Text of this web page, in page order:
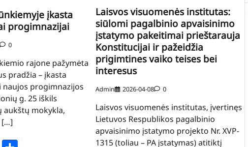
įkasta
progimnazijai
0
rajone pažymėta
pradžia – įkasta
naujos progimnazijos
g. 25 iškils
mokykla,
[…]
Laisvos visuomenės institutas:
siūlomi pagalbinio apvaisinimo
įstatymo pakeitimai prieštarauja
Konstitucijai ir pažeidžia
prigimtines vaiko teises bei
interesus
Admin 2026-04-08 0
Laisvos visuomenės institutas, įvertinęs
Lietuvos Respublikos pagalbinio
apvaisinimo įstatymo projekto Nr. XVP-
1315 (toliau – PA įstatymas) atitiktį